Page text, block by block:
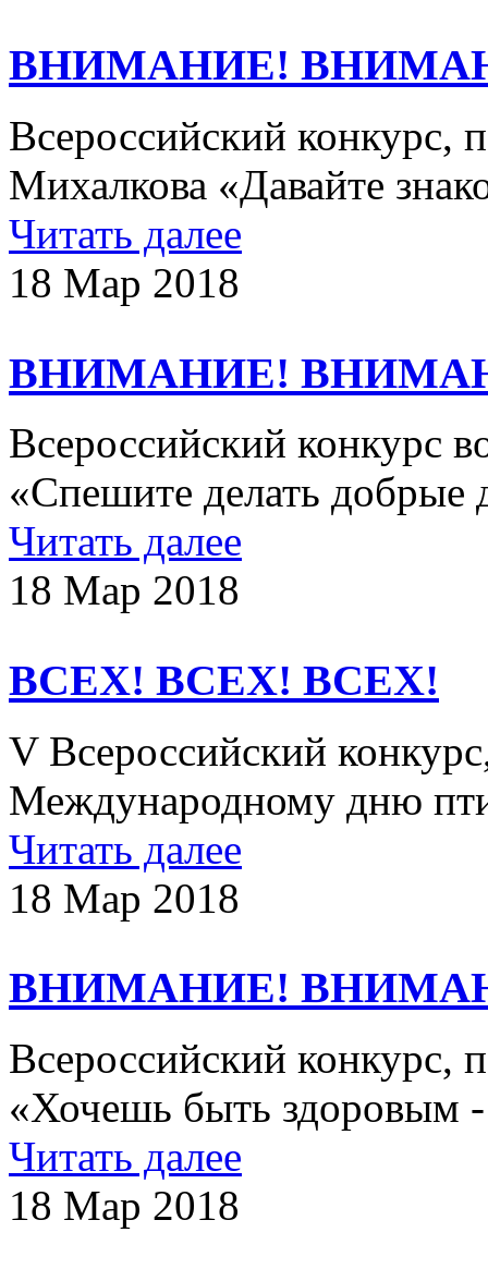
ВНИМАНИЕ!
Всероссийский конкурс,
Михалкова «Давайте
Читать далее
18 Мар 2018
ВНИМАНИЕ!
Всероссийский конкурс
«Спешите делать добрые
Читать далее
18 Мар 2018
ВСЕХ! ВСЕХ! ВСЕХ!
V Всероссийский
Международному дню
Читать далее
18 Мар 2018
ВНИМАНИЕ!
Всероссийский
«Хочешь быть здоровым
Читать далее
18 Мар 2018